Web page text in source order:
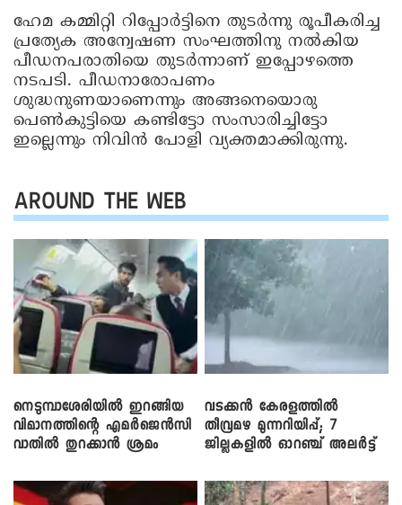
ഹേമ കമ്മിറ്റി റിപ്പോർട്ടിനെ തുടർന്നു രൂപീകരിച്ച
പ്രത്യേക അന്വേഷണ സംഘത്തിനു നൽകിയ
പീഡനപരാതിയെ തുടർന്നാണ് ഇപ്പോഴത്തെ
നടപടി. പീഡനാരോപണം
ശുദ്ധനുണയാണെന്നും അങ്ങനെയൊരു
പെൺകുട്ടിയെ കണ്ടിട്ടോ സംസാരിച്ചിട്ടോ
ഇല്ലെന്നും നിവിൻ പോളി വ്യക്തമാക്കിരുന്നു.
AROUND THE WEB
നെടുമ്പാശേരിയിൽ ഇറങ്ങിയ
വിമാനത്തിന്റെ എമർജെൻസി
വാതിൽ തുറക്കാൻ ശ്രമം
വടക്കൻ കേരളത്തിൽ
തീവ്രമഴ മുന്നറിയിപ്പ്; 7
ജില്ലകളിൽ ഓറഞ്ച് അലർട്ട്